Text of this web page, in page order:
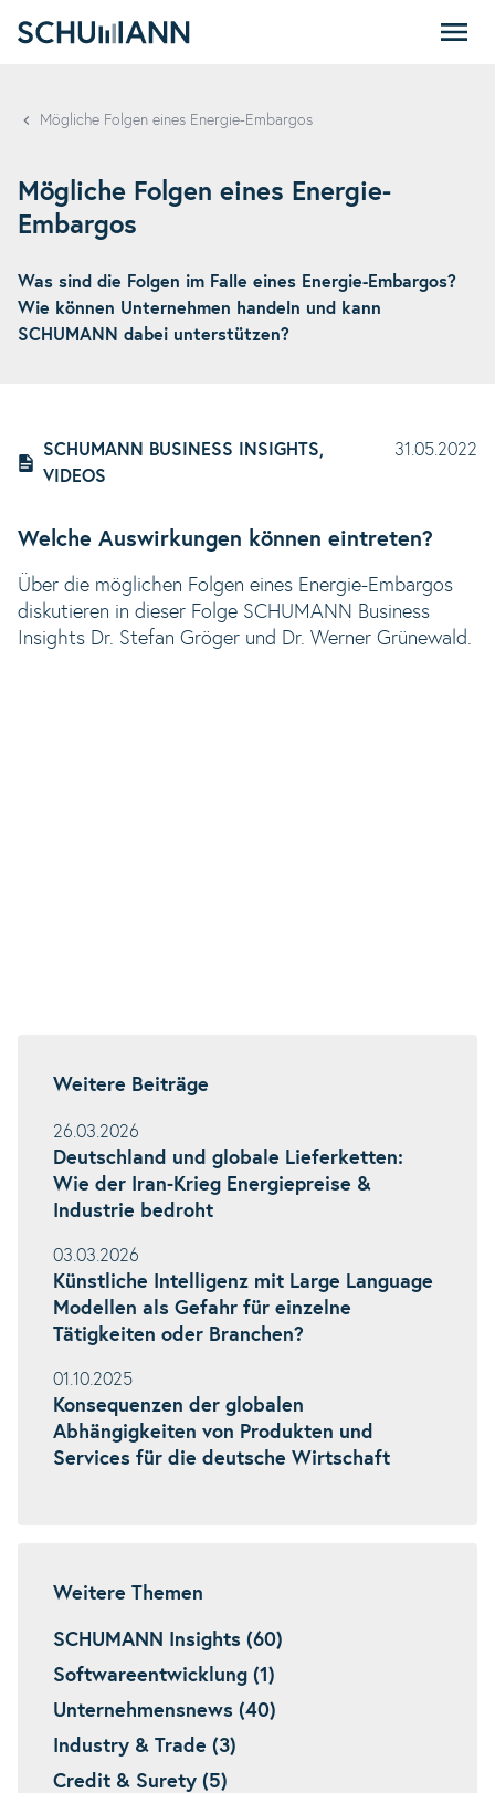
Mögliche Folgen eines Energie-Embargos
Mögliche Folgen eines Energie-
Embargos
Was sind die Folgen im Falle eines Energie-Embargos?
Wie können Unternehmen handeln und kann
SCHUMANN dabei unterstützen?
SCHUMANN BUSINESS INSIGHTS,
VIDEOS
31.05.2022
Welche Auswirkungen können eintreten?
Über die möglichen Folgen eines Energie-Embargos
diskutieren in dieser Folge SCHUMANN Business
Insights Dr. Stefan Gröger und Dr. Werner Grünewald.
Weitere Beiträge
26.03.2026
Deutschland und globale Lieferketten:
Wie der Iran-Krieg Energiepreise &
Industrie bedroht
03.03.2026
Künstliche Intelligenz mit Large Language
Modellen als Gefahr für einzelne
Tätigkeiten oder Branchen?
01.10.2025
Konsequenzen der globalen
Abhängigkeiten von Produkten und
Services für die deutsche Wirtschaft
Weitere Themen
SCHUMANN Insights (60)
Softwareentwicklung (1)
Unternehmensnews (40)
Industry & Trade (3)
Credit & Surety (5)